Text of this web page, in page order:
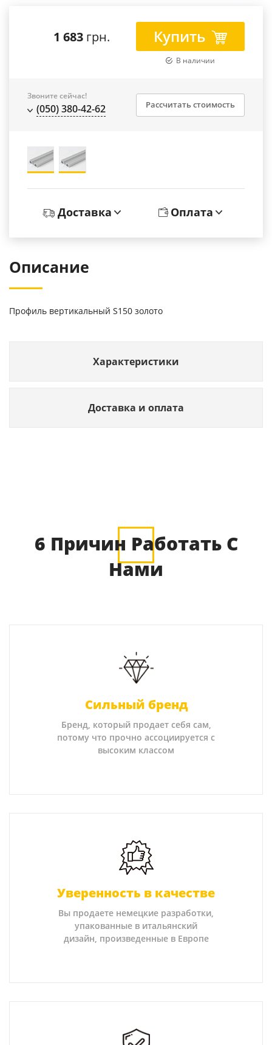
1 683 грн. Купить
В наличии
Звоните сейчас!
(050) 380-42-62 Рассчитать стоимость
Доставка Оплата
Описание
Профиль вертикальный S150 золото
Характеристики
Доставка и оплата
6 Причин Работать С
Нами
Сильный бренд
Бренд, который продает себя сам,
потому что прочно ассоциируется с
высоким классом
Уверенность в качестве
Вы продаете немецкие разработки,
упакованные в итальянский
дизайн, произведенные в Европе